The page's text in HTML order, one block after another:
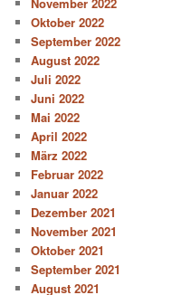
Oktober 2022
September 2022
August 2022
Juli 2022
Juni 2022
Mai 2022
April 2022
März 2022
Februar 2022
Januar 2022
Dezember 2021
November 2021
Oktober 2021
September 2021
August 2021